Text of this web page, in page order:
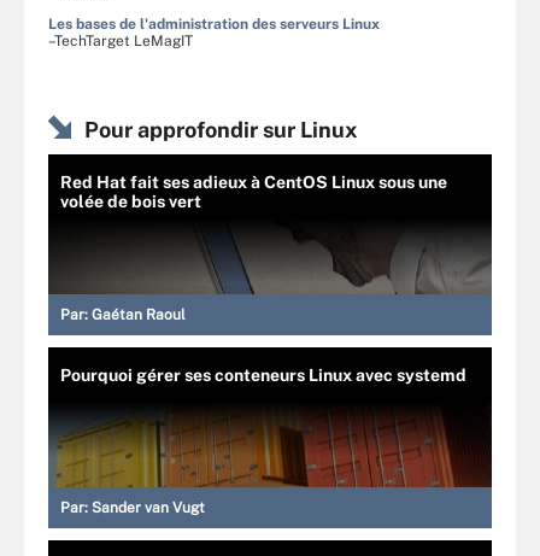
Les bases de l'administration des serveurs Linux
–TechTarget LeMagIT
Pour approfondir sur Linux
Red Hat fait ses adieux à CentOS Linux sous une
volée de bois vert
Par: Gaétan Raoul
Pourquoi gérer ses conteneurs Linux avec systemd
Par: Sander van Vugt